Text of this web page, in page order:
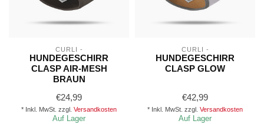
CURLI -
HUNDEGESCHIRR
CLASP AIR-MESH
BRAUN
€24,99
* Inkl. MwSt. zzgl. Versandkosten
Auf Lager
CURLI -
HUNDEGESCHIRR
CLASP GLOW
€42,99
* Inkl. MwSt. zzgl. Versandkosten
Auf Lager